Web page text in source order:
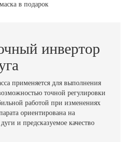
в подарок
инвертор
применяется для выполнения
точной регулировки
работой при изменениях
ориентирована на
и предсказуемое качество